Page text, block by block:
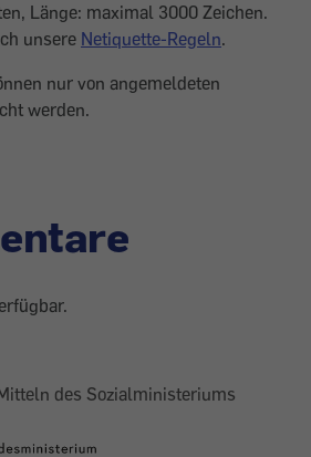
Länge: maximal 3000 Zeichen.
unsere Netiquette-Regeln.
nur von angemeldeten
werden.
des Sozialministeriums